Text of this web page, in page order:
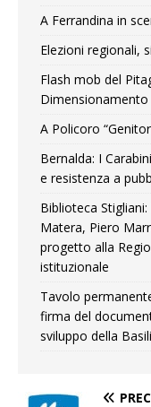
A Ferrandina in
Elezioni regionali,
Flash mob del
A Policoro
Bernalda: I
e resistenza a
Biblioteca
Matera, Piero
progetto alla
istituzionale
Tavolo
firma del
sviluppo della